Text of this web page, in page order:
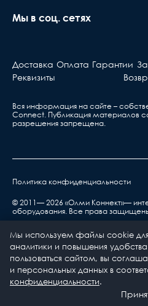
Каталог
Мы в соц. сетях
Доставка Оплата Гарантии
Реквизиты
Вся информация на сайте –
Сonnect. Публикация материалов
разрешения запрещена.
Политика конфиденциальности
© 2011— 2026 «Олми Коннект»—
оборудования. Все права
Мы используем файлы cookie
аналитики и повышения
пользоваться сайтом, вы
и персональных данных в
конфиденциальности.